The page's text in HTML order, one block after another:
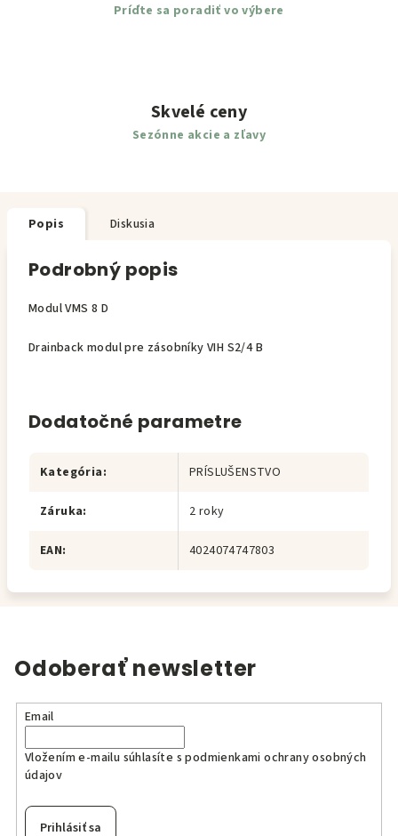
Príďte sa poradiť vo výbere
Skvelé ceny
Sezónne akcie a zľavy
Popis Diskusia
Podrobný popis
Modul VMS 8 D
Drainback modul pre zásobníky VIH S2/4 B
Dodatočné parametre
Kategória: PRÍSLUŠENSTVO
Záruka: 2 roky
EAN: 4024074747803
Odoberať newsletter
Email
Vložením e-mailu súhlasíte spodmienkami ochrany osobných
údajov
Prihlásiť sa